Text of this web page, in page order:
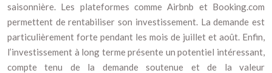
saisonnière. Les plateformes comme Airbnb et Booking.com
permettent de rentabiliser son investissement. La demande est
particulièrement forte pendant les mois de juillet et août. Enfin,
l’investissement à long terme présente un potentiel intéressant,
compte tenu de la demande soutenue et de la valeur